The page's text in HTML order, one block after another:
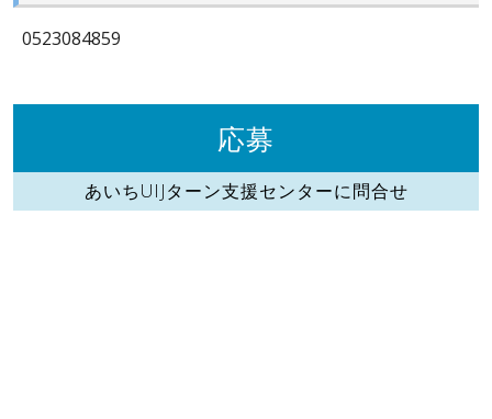
0523084859
応募
あいちUIJターン支援センターに問合せ